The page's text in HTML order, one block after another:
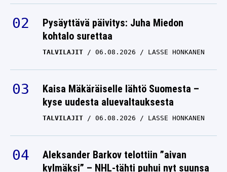
Pysäyttävä päivitys: Juha Miedon
kohtalo surettaa
TALVILAJIT 06.08.2026
Kaisa Mäkäräiselle lähtö Suomesta –
kyse uudesta aluevaltauksesta
TALVILAJIT 06.08.2026 LASSE HONKANEN
Aleksander Barkov telottiin ”aivan
kylmäksi” – NHL-tähti puhui nyt suunsa
puhtaaksi